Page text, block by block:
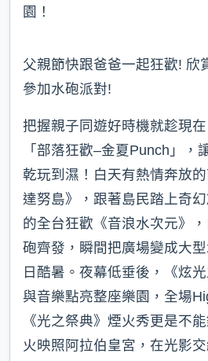
園！
父親節快跟爸爸一起狂歡! 欣
參加水砲派對!
把握親子同遊好時機就趁現
「部落狂歡–金夏Punch」，
乾玩到濕！白天有熱情奔放
達努島》，跟著島民踏上奇
的全台狂歡《音浪水次元》
砲齊發，瞬間把廣場變成大
日酷暑。夜幕低垂後，《炫
與音樂點亮整座樂園，全場
《光之祭典》煙火秀更是不
火映照阿拉伯皇宮，在光影